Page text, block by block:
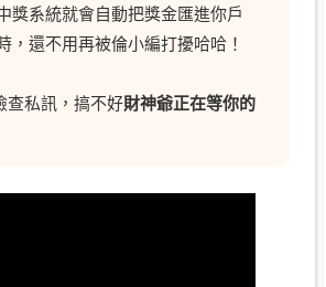
獎系統就會自動把獎金匯進你戶
，還不用再被倫小編打擾哈哈！
查私訊，搞不好財神爺正在等你的